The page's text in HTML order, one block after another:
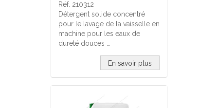
Réf. 210312
Détergent solide concentré
pour le lavage de la vaisselle en
machine pour les eaux de
dureté douces …
En savoir plus